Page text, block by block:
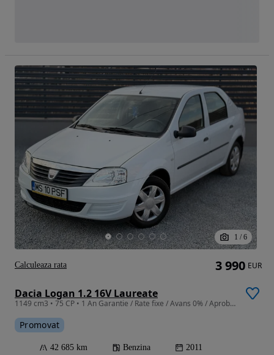
1 / 6
Dacia Logan 1.2 16V Laureate
1149 cm3 • 75 CP • 1 An Garantie / Rate fixe / Avans 0% / Aprobare pe loc / Doar cu Bulet
Promovat
42 685 km Benzina 2011
3 990 EUR
Calculeaza rata